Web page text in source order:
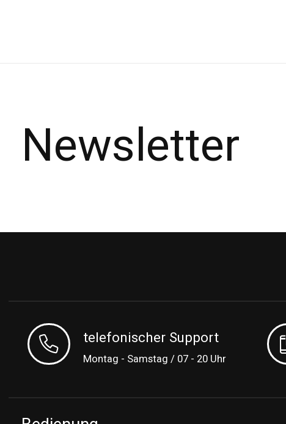
Newsletter
telefonischer Support
Montag - Samstag / 07 - 20 Uhr